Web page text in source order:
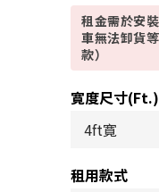
租金需於安
車無法卸貨
款）
寛度尺寸(ft.)
租用款式